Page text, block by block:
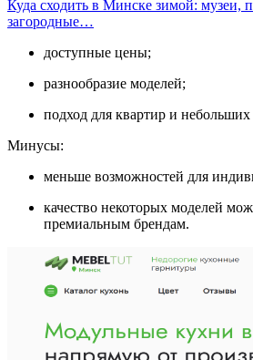
Куда сходить в Минске зимой: музеи,
загородные…
доступные цены;
разнообразие моделей;
подход для квартир и
Минусы:
меньше возможностей для
качество некоторых моделей
премиальным брендам.